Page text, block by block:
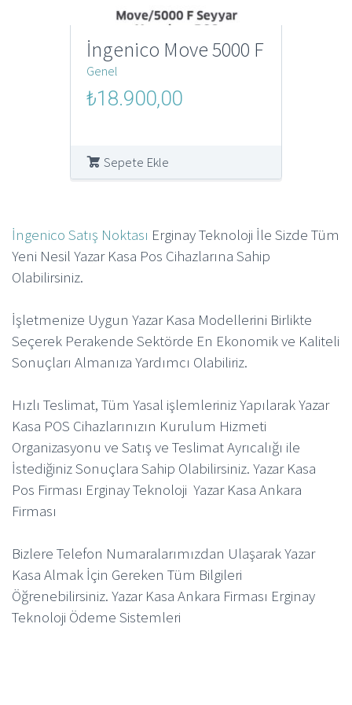
İngenico Move 5000 F
Genel
Orijinal
₺18.900,00Şu
Sepete Ekle
İngenico Satış Noktası Erginay Teknoloji İle Sizde Tüm
Yeni Nesil Yazar Kasa Pos Cihazlarına Sahip
Olabilirsiniz.
İşletmenize Uygun Yazar Kasa Modellerini Birlikte
Seçerek Perakende Sektörde En Ekonomik ve Kaliteli
Sonuçları Almanıza Yardımcı Olabiliriz.
Hızlı Teslimat, Tüm Yasal işlemleriniz Yapılarak Yazar
Kasa POS Cihazlarınızın Kurulum Hizmeti
Organizasyonu ve Satış ve Teslimat Ayrıcalığı ile
İstediğiniz Sonuçlara Sahip Olabilirsiniz. Yazar Kasa
Pos Firması Erginay Teknoloji Yazar Kasa Ankara
Firması
Bizlere Telefon Numaralarımızdan Ulaşarak Yazar
Kasa Almak İçin Gereken Tüm Bilgileri
Öğrenebilirsiniz. Yazar Kasa Ankara Firması Erginay
Teknoloji Ödeme Sistemleri